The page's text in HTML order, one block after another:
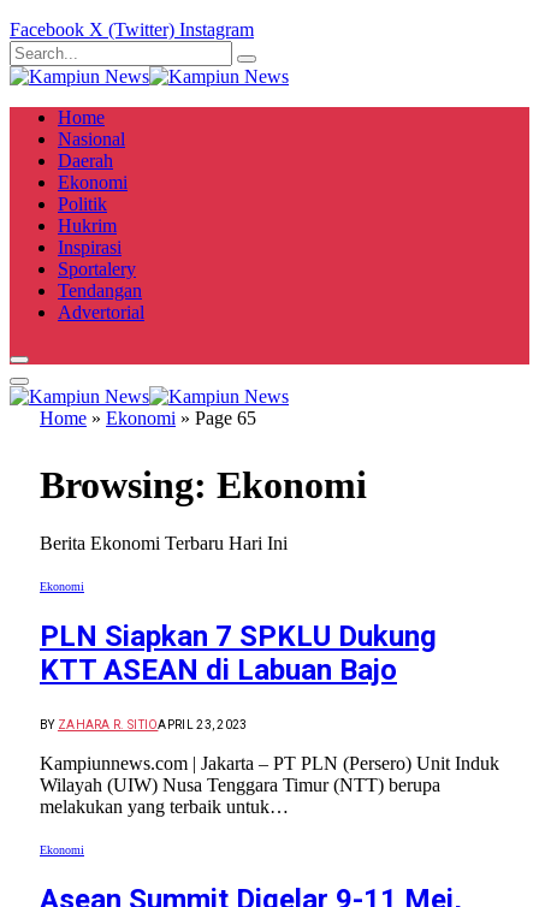
Facebook X (Twitter) Instagram
Home
Nasional
Daerah
Ekonomi
Politik
Hukrim
Inspirasi
Sportalery
Tendangan
Advertorial
Home » Ekonomi » Page 65
Browsing: Ekonomi
Berita Ekonomi Terbaru Hari Ini
Ekonomi
PLN Siapkan 7 SPKLU Dukung
KTT ASEAN di Labuan Bajo
BY ZAHARA R. SITIOAPRIL 23, 2023
Kampiunnews.com | Jakarta – PT PLN (Persero) Unit Induk
Wilayah (UIW) Nusa Tenggara Timur (NTT) berupa
melakukan yang terbaik untuk…
Ekonomi
Asean Summit Digelar 9-11 Mei,